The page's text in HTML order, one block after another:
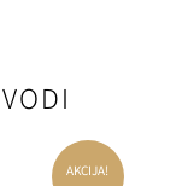
AKCIJA!